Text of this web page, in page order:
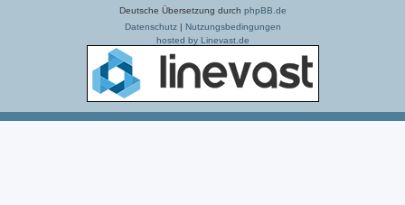
Deutsche Übersetzung durch phpBB.de
Datenschutz| Nutzungsbedingungen
hosted by Linevast.de